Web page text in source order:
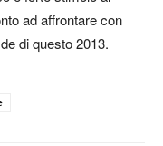
ad affrontare con
di questo 2013.